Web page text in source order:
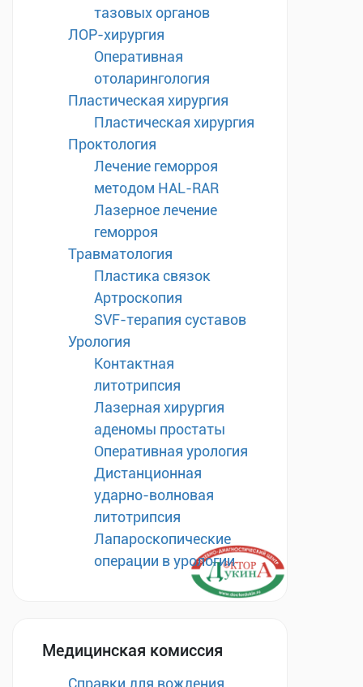
тазовых органов
ЛОР-хирургия
Оперативная
отоларингология
Пластическая хирургия
Пластическая хирургия
Проктология
Лечение геморроя
методом HAL-RAR
Лазерное лечение
геморроя
Травматология
Пластика связок
Артроскопия
SVF-терапия суставов
Урология
Контактная
литотрипсия
Лазерная хирургия
аденомы простаты
Оперативная урология
Дистанционная
ударно-волновая
литотрипсия
Лапароскопические
операции в урологии
Медицинская комиссия
Справки для вождения